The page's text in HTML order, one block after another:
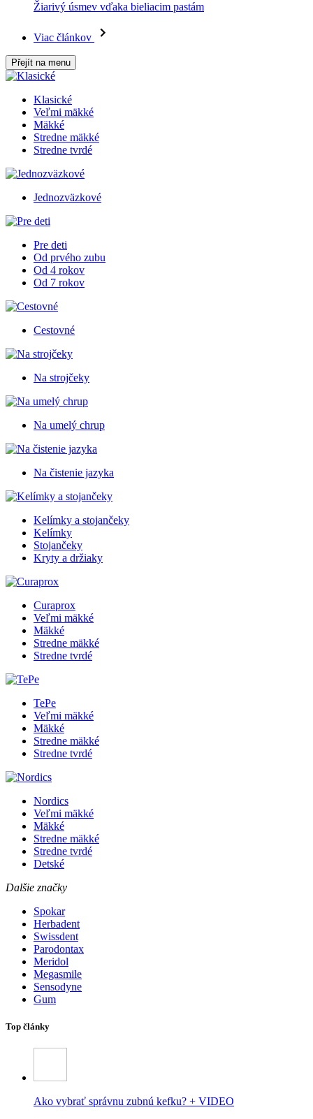
Žiarivý úsmev vďaka bieliacim pastám
Viac článkov
Přejít na menu
Klasické
Veľmi mäkké
Mäkké
Stredne mäkké
Stredne tvrdé
Jednozväzkové
Pre deti
Od prvého zubu
Od 4 rokov
Od 7 rokov
Cestovné
Na strojčeky
Na umelý chrup
Na čistenie jazyka
Kelímky a stojančeky
Kelímky
Stojančeky
Kryty a držiaky
Curaprox
Veľmi mäkké
Mäkké
Stredne mäkké
Stredne tvrdé
TePe
Veľmi mäkké
Mäkké
Stredne mäkké
Stredne tvrdé
Nordics
Veľmi mäkké
Mäkké
Stredne mäkké
Stredne tvrdé
Detské
Dalšie značky
Spokar
Herbadent
Swissdent
Parodontax
Meridol
Megasmile
Sensodyne
Gum
Top články
Ako vybrať správnu zubnú kefku? + VIDEO